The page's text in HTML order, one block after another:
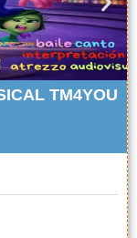
TM4YOU